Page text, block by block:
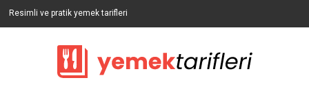
Resimli ve pratik yemek tarifleri